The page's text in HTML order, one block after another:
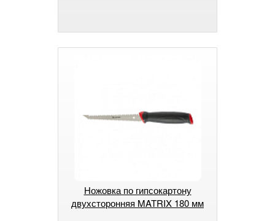
Ножовка по гипсокартону
двухсторонняя MATRIX 180 мм